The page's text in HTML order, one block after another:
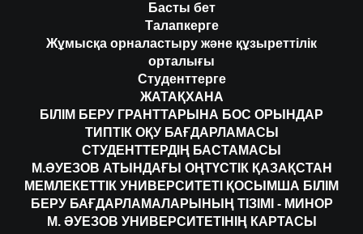
Басты бет
Талапкерге
Жұмысқа орналастыру және құзыреттілік
орталығы
Студенттерге
ЖАТАҚХАНА
БІЛІМ БЕРУ ГРАНТТАРЫНА БОС ОРЫНДАР
ТИПТІК ОҚУ БАҒДАРЛАМАСЫ
СТУДЕНТТЕРДІҢ БАСТАМАСЫ
М.ӘУЕЗОВ АТЫНДАҒЫ ОҢТҮСТІК ҚАЗАҚСТАН
МЕМЛЕКЕТТІК УНИВЕРСИТЕТІ ҚОСЫМША БІЛІМ
БЕРУ БАҒДАРЛАМАЛАРЫНЫҢ ТІЗІМІ - МИНОР
М. ӘУЕЗОВ УНИВЕРСИТЕТІНІҢ КАРТАСЫ